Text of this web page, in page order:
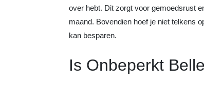
over hebt. Dit zorgt voor gemoedsrust
maand. Bovendien hoef je niet telkens
kan besparen.
Is Onbeperkt